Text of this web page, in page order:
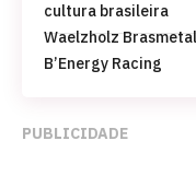
cultura brasileira
Waelzholz
B’Energy Racing
PUBLICIDADE